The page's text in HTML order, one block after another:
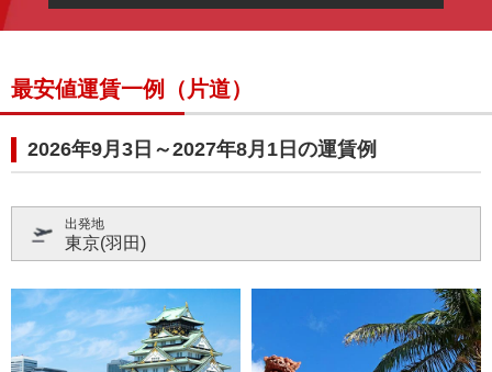
最安値運賃一例（片道）
2026年9月3日～2027年8月1日の運賃例
出発地
東京(羽田)